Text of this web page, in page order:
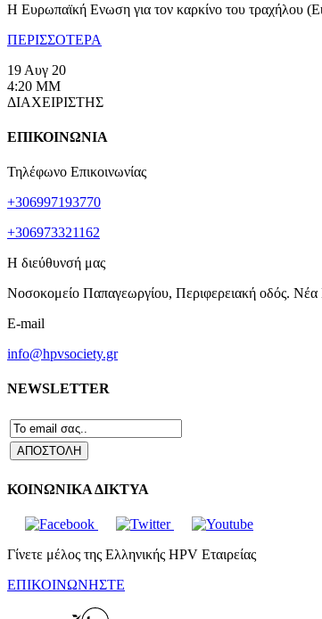
Η Ευρωπαϊκή Ενωση για τον καρκίνο του τραχήλου
ΠΕΡΙΣΣΟΤΕΡΑ
19 Αυγ 20
4:20 ΜΜ
ΔΙΑΧΕΙΡΙΣΤΗΣ
ΕΠΙΚΟΙΝΩΝΙΑ
Τηλέφωνο Επικοινωνίας
+306997193770
+306973321162
Η διεύθυνσή μας
Νοσοκομείο Παπαγεωργίου, Περιφερειακή οδός.
E-mail
info@hpvsociety.gr
NEWSLETTER
ΚΟΙΝΩΝΙΚΑ ΔΙΚΤΥΑ
Γίνετε μέλος της Ελληνικής HPV Εταιρείας
ΕΠΙΚΟΙΝΩΝΗΣΤΕ